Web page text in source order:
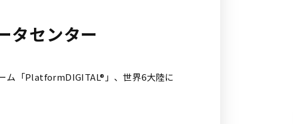
タセンター
ム「PlatformDIGITAL®」、世界6大陸に